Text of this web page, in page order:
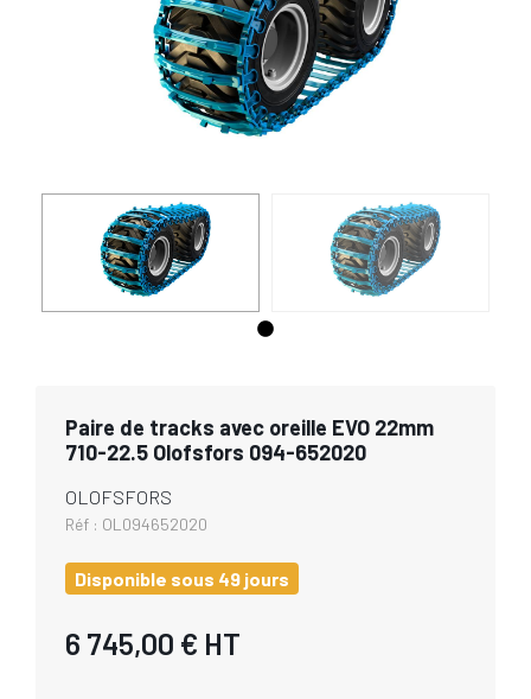
Paire de tracks avec oreille EVO 22mm
710-22.5 Olofsfors 094-652020
OLOFSFORS
Réf : OL094652020
Disponible sous 49 jours
6 745,00 € HT